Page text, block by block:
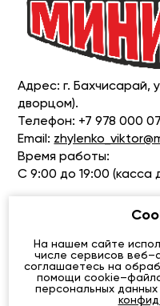
Адрес: г. Бахчисарай,
дворцом).
Телефон: +7 978 000
Email:
Время работы:
С 9:00 до 19:00 (касса
На нашем сайте
числе сервисов
соглашаетесь на
помощи
персональных